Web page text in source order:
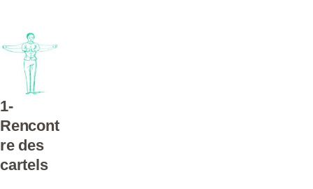
1-
Rencont
re des
cartels